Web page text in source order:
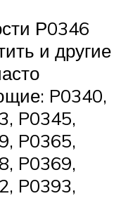
Р0346
и другие
P0340,
P0345,
P0365,
P0369,
P0393,